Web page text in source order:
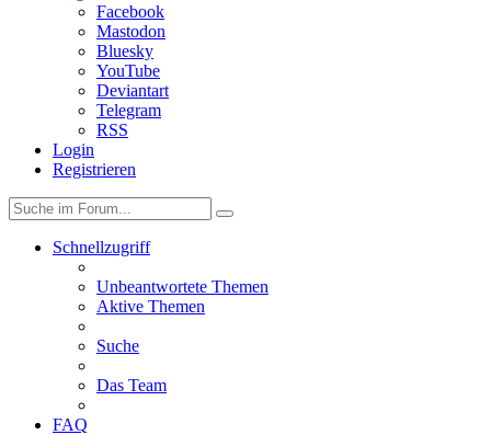
Facebook
Mastodon
Bluesky
YouTube
Deviantart
Telegram
RSS
Login
Registrieren
Schnellzugriff
Unbeantwortete Themen
Aktive Themen
Suche
Das Team
FAQ